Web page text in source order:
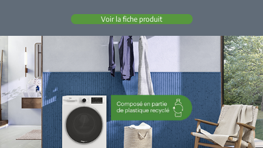
Voir la fiche produit